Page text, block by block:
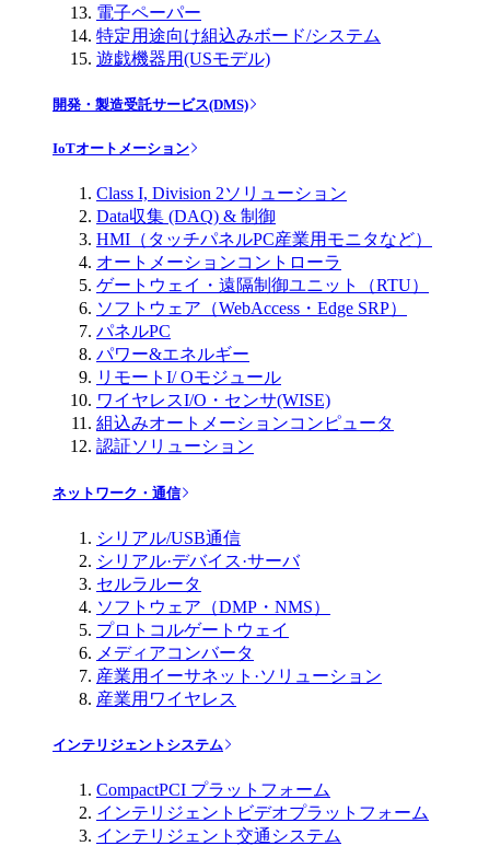
電子ペーパー
特定用途向け組込みボード/システム
遊戯機器用(USモデル)
開発・製造受託サービス(DMS)
IoTオートメーション
Class I, Division 2ソリューション
Data収集 (DAQ) & 制御
HMI（タッチパネルPC産業用モニタなど）
オートメーションコントローラ
ゲートウェイ・遠隔制御ユニット（RTU）
ソフトウェア（WebAccess・Edge SRP）
パネルPC
パワー&エネルギー
リモートI/ Oモジュール
ワイヤレスI/O・センサ(WISE)
組込みオートメーションコンピュータ
認証ソリューション
ネットワーク・通信
シリアル/USB通信
シリアル·デバイス·サーバ
セルラルータ
ソフトウェア（DMP・NMS）
プロトコルゲートウェイ
メディアコンバータ
産業用イーサネット·ソリューション
産業用ワイヤレス
インテリジェントシステム
CompactPCI プラットフォーム
インテリジェントビデオプラットフォーム
インテリジェント交通システム